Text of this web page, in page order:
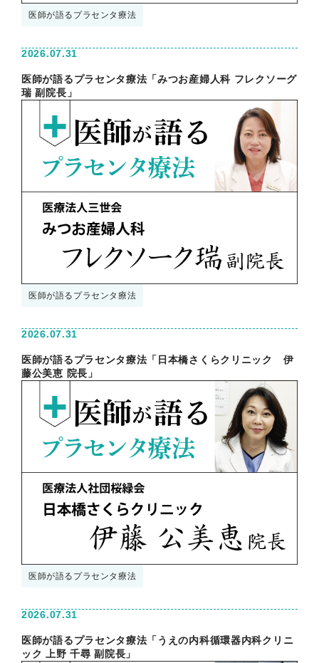
医師が語るプラセンタ療法
2026.07.31
医師が語るプラセンタ療法「みつお産婦人科 フレクソーグ
瑞 副院長」
医師が語るプラセンタ療法
2026.07.31
医師が語るプラセンタ療法「日本橋さくらクリニック 伊
藤公美恵 院長」
医師が語るプラセンタ療法
2026.07.31
医師が語るプラセンタ療法「うえの内科循環器内科クリニ
ック 上野 千尋 副院長」